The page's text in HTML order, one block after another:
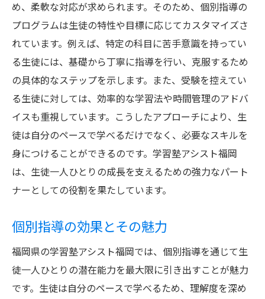
福岡県内での評価と評判
生徒が集まる理由とその背景
福岡県の教育市場における位置付け
アシスト福岡の教育哲学
福岡県での革新的な教育アプローチ
生徒一人ひとりに寄り添う学習塾アシスト福岡
の取り組み
生徒の個性を尊重した指導
学びのパートナーとしての役割
個別対応で築く信頼関係
学習塾としての使命とビジョン
生徒の未来を支える教育体制
め、柔軟な対応が求められます。そのため、個別指導の
プログラムは生徒の特性や目標に応じてカスタマイズさ
れています。例えば、特定の科目に苦手意識を持ってい
る生徒には、基礎から丁寧に指導を行い、克服するため
の具体的なステップを示します。また、受験を控えてい
る生徒に対しては、効率的な学習法や時間管理のアドバ
イスも重視しています。こうしたアプローチにより、生
徒は自分のペースで学べるだけでなく、必要なスキルを
身につけることができるのです。学習塾アシスト福岡
は、生徒一人ひとりの成長を支えるための強力なパート
ナーとしての役割を果たしています。
個別指導の効果とその魅力
福岡県の学習塾アシスト福岡では、個別指導を通じて生
徒一人ひとりの潜在能力を最大限に引き出すことが魅力
です。生徒は自分のペースで学べるため、理解度を深め